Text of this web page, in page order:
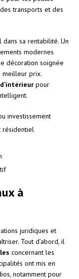
transports et des
dans sa rentabilité. Un
modernes
décoration soignée
meilleur prix.
pour
investissement
à
juridiques et
Tout d’abord, il
concernant les
ont mis en
notamment pour